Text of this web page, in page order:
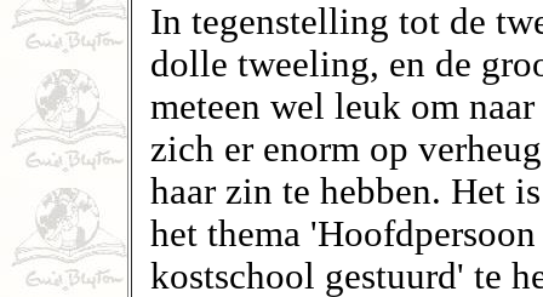
In tegenstelling tot de
dolle tweeling, en de
meteen wel leuk om
zich er enorm op
haar zin te hebben. Het
het thema
kostschool gestuurd' te